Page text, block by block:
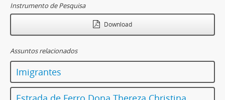
Instrumento de Pesquisa
Download
Assuntos relacionados
Imigrantes